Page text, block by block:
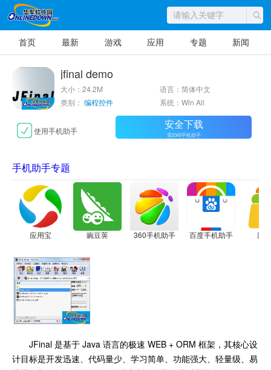
首页 最新 游戏 应用 专题 新闻
jfinal demo
大小：24.2M
语言：简体中文
类别： 编程控件 系统：Win All
使用手机助手 安全下载
需2345手机助手
手机助手专题
应用宝 豌豆荚 360手机助手 百度手机助手 应
JFinal 是基于 Java 语言的极速 WEB + ORM 框架，其核心设
计目标是开发迅速、代码量少、学习简单、功能强大、轻量级、易